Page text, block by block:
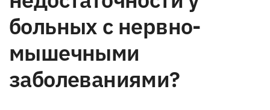
больных с нервно-
мышечными
заболеваниями?